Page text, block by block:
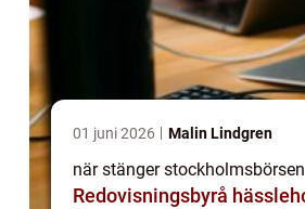
01 juni 2026 Malin Lindgren
när stänger stockholmsbörsen
Redovisningsbyrå hässleholm så